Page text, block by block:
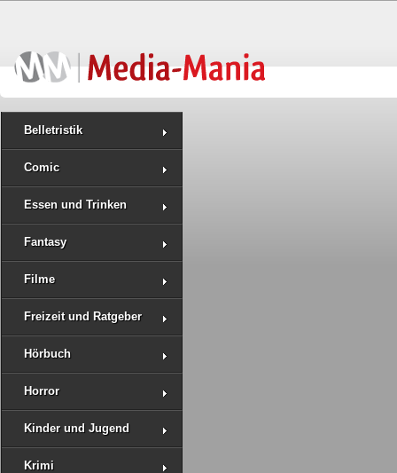
Belletristik
Comic
Essen und Trinken
Fantasy
Filme
Freizeit und Ratgeber
Hörbuch
Horror
Kinder und Jugend
Krimi